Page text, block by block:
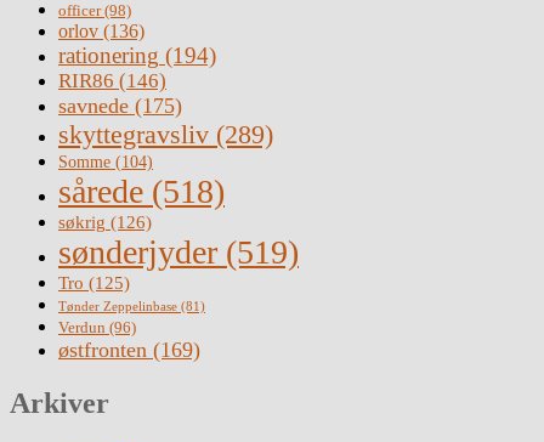
officer(98)
orlov (136)
rationering (194)
RIR86 (146)
savnede (175)
skyttegravsliv (289)
Somme (104)
sårede (518)
søkrig (126)
sønderjyder (519)
Tro (125)
Tønder Zeppelinbase (81)
Verdun (96)
østfronten (169)
Arkiver